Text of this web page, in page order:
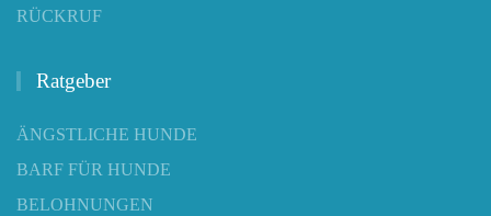
RÜCKRUF
Ratgeber
ÄNGSTLICHE HUNDE
BARF FÜR HUNDE
BELOHNUNGEN